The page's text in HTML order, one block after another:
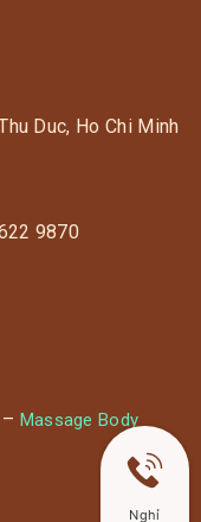
Duc, Ho Chi Minh
9870
– Massage Body
Nghỉ